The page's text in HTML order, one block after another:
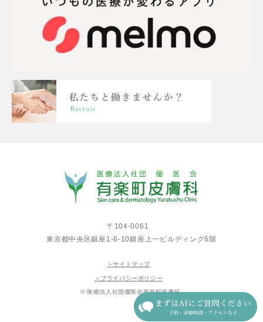
〒104-0061
東京都中央区銀座1-6-10銀座上一ビルディング6階
＞サイトマップ
＞プライバシーポリシー
© 医療法人社団優医会有楽町皮膚科.